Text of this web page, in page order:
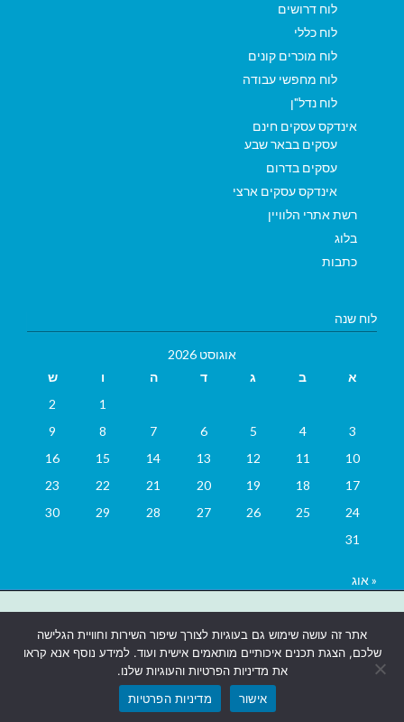
אתר זה עושה שימוש גם בעוגיות לצורך שיפור השירות וחוויית הגלישה
שלכם, הצגת תכנים איכותיים מותאמים אישית ועוד. למידע נוסף אנא קראו
את מדיניות הפרטיות והעוגיות שלנו.
אישור
מדיניות הפרטיות
לוח דרושים
לוח כללי
לוח מוכרים קונים
לוח מחפשי עבודה
לוח נדל"ן
אינדקס עסקים חינם
עסקים בבאר שבע
עסקים בדרום
אינדקס עסקים ארצי
רשת אתרי הלוויין
בלוג
כתבות
לוח שנה
אוגוסט 2026
א
ב ג ד ה ו
ש
1
2
3
4
5
6
7
8
9
10
11
12
13
14
15
16
17
18
19
20
21
22
23
24
25
26
27
28
29
30
31
« אוג
אתרים בבאר שבע|